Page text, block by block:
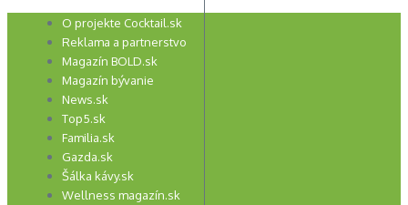
Preskočiť
O projekte Cocktail.sk
Reklama a partnerstvo
Magazín BOLD.sk
Magazín bývanie
News.sk
Top5.sk
Familia.sk
Gazda.sk
Šálka kávy.sk
Wellness magazín.sk